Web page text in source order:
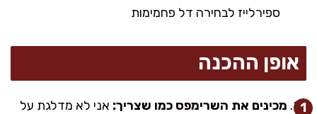
ספירלייז לבחירה דל פחמימות
אופן ההכנה
מכינים את השרימפס כמו שצריך: אני לא מדלגת על